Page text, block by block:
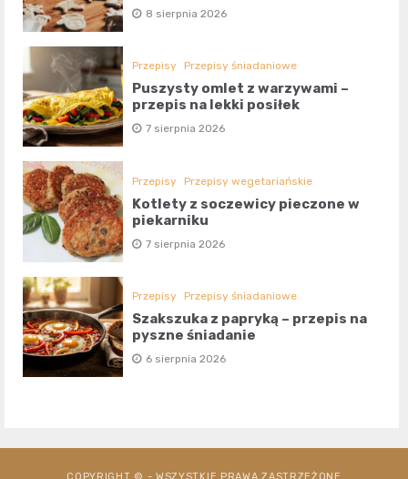
8 sierpnia 2026
Przepisy Przepisy śniadaniowe
Puszysty omlet z warzywami –
przepis na lekki posiłek
7 sierpnia 2026
Przepisy Przepisy wegetariańskie
Kotlety z soczewicy pieczone w
piekarniku
7 sierpnia 2026
Przepisy Przepisy śniadaniowe
Szakszuka z papryką – przepis na
pyszne śniadanie
6 sierpnia 2026
COPYRIGHT © - WSZYSTKIE PRAWA ZASTRZEŻONE